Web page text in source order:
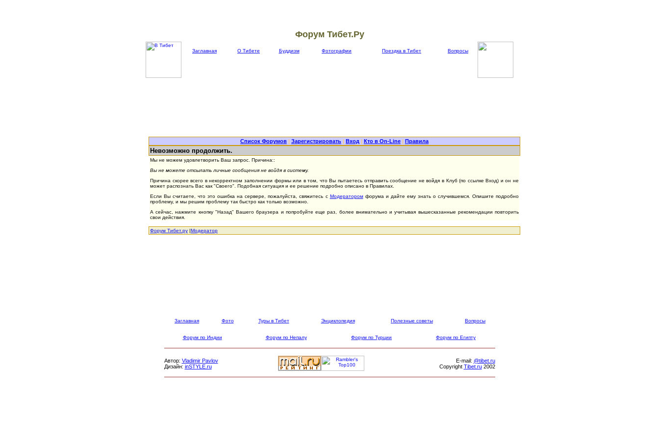
Форум Тибет.Ру
Заглавная О Тибете Буддизм Фотографии Поездка в Тибет Вопросы
Список Форумов | Зарегистрировать | Вход | Кто в On-Line | Правила
Невозможно продолжить.
Мы не можем удовлетворить Ваш запрос. Причина::
Вы не можете отсылать личные сообщения не войдя в систему.
Причина скорее всего в некорректном заполнении формы или в том, что Вы пытаетесь отправить сообщение не войдя в Клуб (по ссылке Вход) и он не
может распознать Вас как "Своего". Подобная ситуация и ее решение подробно описано в Правилах.
Если Вы считаете, что это ошибка на сервере, пожалуйста, свяжитесь с Модераторомфорума и дайте ему знать о случившемся. Опишите подробно
проблему, и мы решим проблему так быстро как только возможно.
А сейчас, нажмите кнопку "Назад" Вашего браузера и попробуйте еще раз, более внимательно и учитывая вышесказанные рекомендации повторить
свои действия.
Форум Тибет.ру |Модератор
Заглавная Фото Туры в Тибет Энциклопедия Полезные советы Вопросы
Форум по Индии Форум по Непалу Форум по Турции Форум по Египту
Автор: Vladimir Pavlov
Дизайн: inSTYLE.ru
Е-mail: @tibet.ru
Copyright Tibet.ru2002